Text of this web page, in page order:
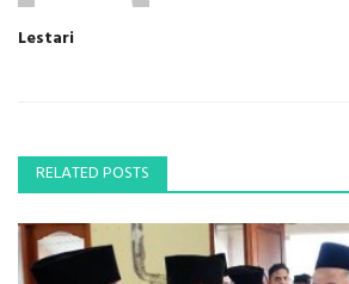
Lestari
RELATED POSTS